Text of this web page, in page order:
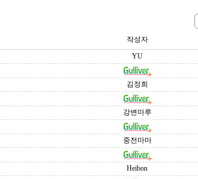
작성자
YU
김정희
강변마루
중전마마
Heibon